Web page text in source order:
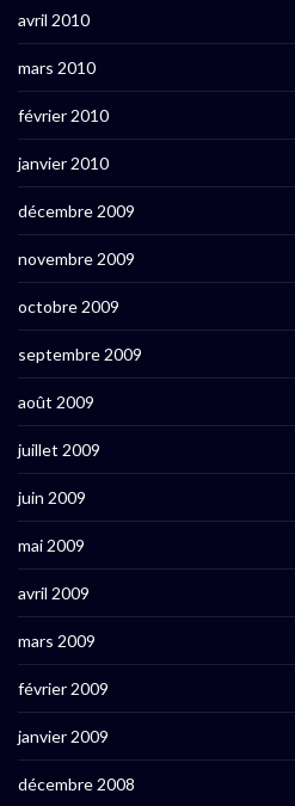
avril 2010
mars 2010
février 2010
janvier 2010
décembre 2009
novembre 2009
octobre 2009
septembre 2009
août 2009
juillet 2009
juin 2009
mai 2009
avril 2009
mars 2009
février 2009
janvier 2009
décembre 2008